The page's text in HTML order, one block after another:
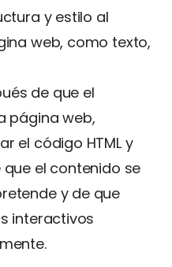
y estilo al
web, como texto,
de que el
página web,
el código HTML y
que el contenido se
y de que
interactivos